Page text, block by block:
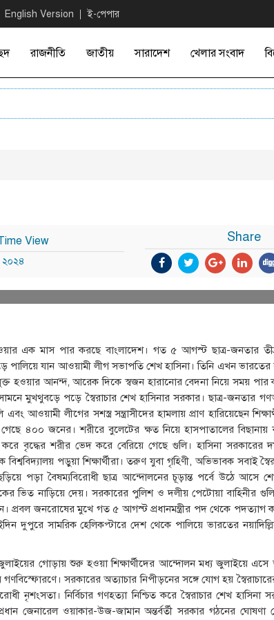
English Version ই-পেপার
রাজনীতি জাতীয় সারাদেশ খেলার সংবাদ
View
২০২৪
Share
এক মাস পার করছে বাংলাদেশ। গত ৫ আগস্ট ছাত্র-জনতার
পালিয়ে যান আওয়ামী লীগ সভাপতি শেখ হাসিনা। তিনি এখন ভারতের
হওয়ার আনন্দ, আরেক দিকে স্বজন হারানোর বেদনা নিয়ে সময় পার
মুখথুবড়ে পড়ে স্বৈরাচার শেখ হাসিনার সরকার। ছাত্র-জনতার
আওয়ামী লীগের সশস্ত্র সন্ত্রাসীদের হামলায় প্রাণ হারিয়েছেন
৪০০ জনের। শরীরে বুলেটের ক্ষত নিয়ে হাসপাতালের
বৃদ্ধের শরীর ভেদ করে বেরিয়ে গেছে গুলি। হাসিনা সরকারের
পড়ুয়া শিক্ষার্থীরা। তরুণ যুবা গৃহিণী, অভিভাবক সবাই
পড়া বৈষম্যবিরোধী ছাত্র আন্দোলনের চূড়ান্ত পর্বে উঠে আসে
ভিত নাড়িয়ে দেয়। সরকারের পুলিশ ও দলীয় পেটোয়া বাহিনীর
প্রবল জনরোষের মুখে গত ৫ আগস্ট প্রধানমন্ত্রীর পদ থেকে পদত্যাগ
দুপুরে সামরিক হেলিকপ্টারে দেশ থেকে পালিয়ে ভারতের
গোড়ায় শুরু হওয়া শিক্ষার্থীদের আন্দোলন মধ্য জুলাইয়ে এসে
সরকারের অত্যাচার নিপীড়নের সঙ্গে যোগ হয়
নৃশংসতা। নির্বিচার গণহত্যা নিশ্চিত করে স্বৈরাচার শেখ
প্রধান জেনারেল ওয়াকার-উজ-জামান অন্তর্বর্তী সরকার গঠনের